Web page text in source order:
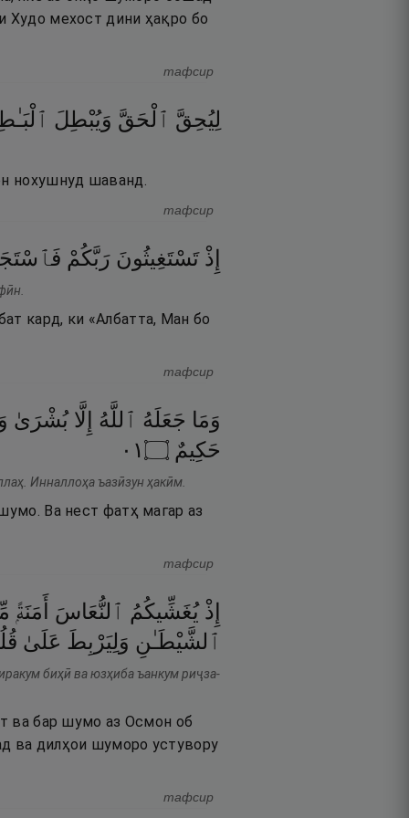
Худо мехост дини ҳақро бо
тафсир
لِيُحِقَّ ٱلْحَقَّ وَيُبْطِلَ
нохушнуд шаванд.
тафсир
إِذْ تَسْتَغِيثُونَ رَبَّكُمْ
кард, ки «Албатта, Ман бо
тафсир
وَمَا جَعَلَهُ ٱللَّهُ إِلَّا بُشْرَىٰ
حَكِيمٌ ۝١٠
Инналлоҳа ъазӣзун ҳакӣм.
Ва нест фатҳ магар аз
тафсир
إِذْ يُغَشِّيكُمُ ٱلنُّعَاسَ أَمَنَةًۭ
ٱلشَّيْطَـٰنِ وَلِيَرْبِطَ عَلَىٰ
биҳӣ ва юзҳиба ъанкум риҷза-
ва бар шумо аз Осмон об
ва дилҳои шуморо устувору
тафсир